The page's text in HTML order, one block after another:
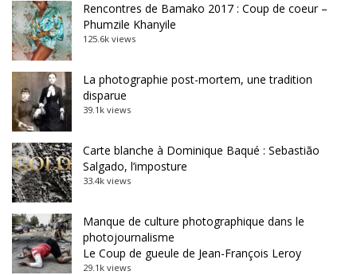
Rencontres de Bamako 2017 : Coup de coeur –
Phumzile Khanyile
125.6k views
La photographie post-mortem, une tradition
disparue
39.1k views
Carte blanche à Dominique Baqué : Sebastião
Salgado, l’imposture
33.4k views
Manque de culture photographique dans le
photojournalisme
Le Coup de gueule de Jean-François Leroy
29.1k views